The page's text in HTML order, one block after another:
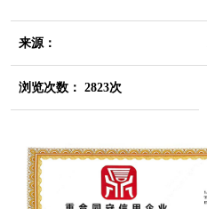
来源：
浏览次数： 2823次